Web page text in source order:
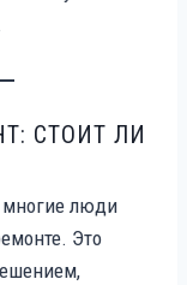
СТОИТ ЛИ
многие люди
Это